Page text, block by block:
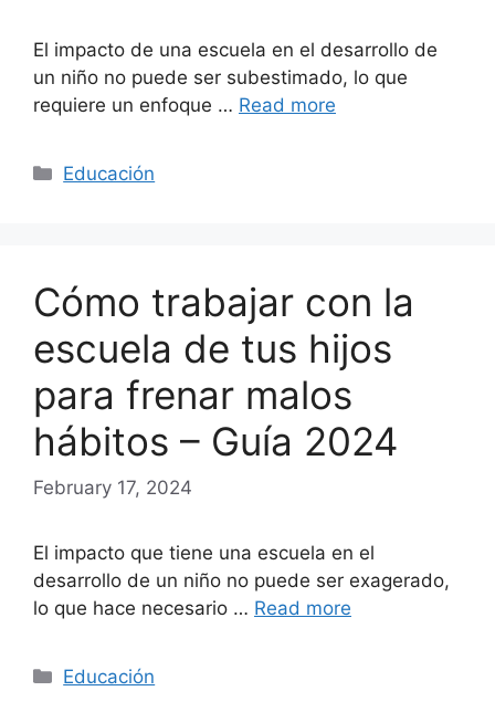
El impacto de una escuela en el desarrollo de
un niño no puede ser subestimado, lo que
requiere un enfoque … Read more
Categories
Educación
Cómo trabajar con la
escuela de tus hijos
para frenar malos
hábitos – Guía 2024
February 17, 2024
El impacto que tiene una escuela en el
desarrollo de un niño no puede ser exagerado,
lo que hace necesario … Read more
Categories
Educación